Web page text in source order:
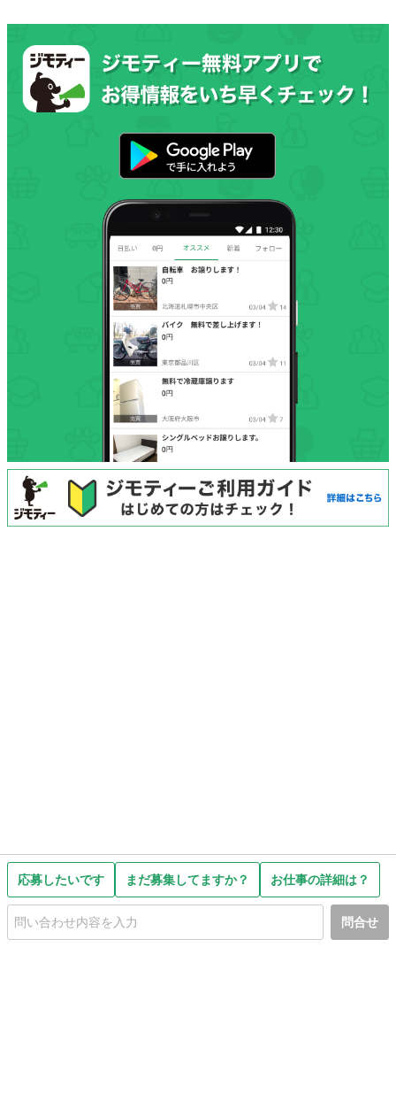
応募したいです まだ募集してますか？ お仕事の詳細は？
問合せ